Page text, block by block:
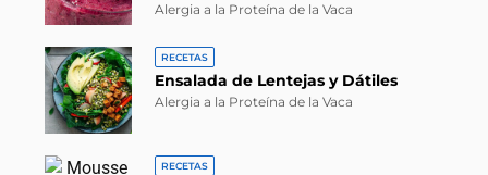
Alergia a la Proteína de la Vaca
RECETAS
Ensalada de Lentejas y Dátiles
Alergia a la Proteína de la Vaca
RECETAS